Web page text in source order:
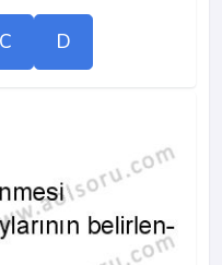
C D